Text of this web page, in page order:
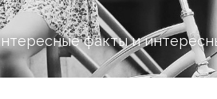
факты и